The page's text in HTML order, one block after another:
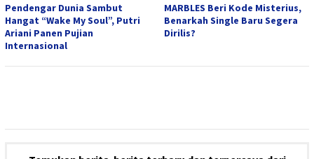
Pendengar Dunia Sambut
Hangat “Wake My Soul”, Putri
Ariani Panen Pujian
Internasional
MARBLES Beri Kode Misterius,
Benarkah Single Baru Segera
Dirilis?